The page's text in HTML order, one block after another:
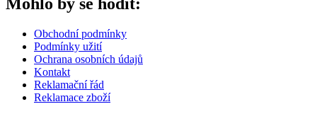
Obchodní podmínky
Podmínky užití
Ochrana osobních údajů
Kontakt
Reklamační řád
Reklamace zboží